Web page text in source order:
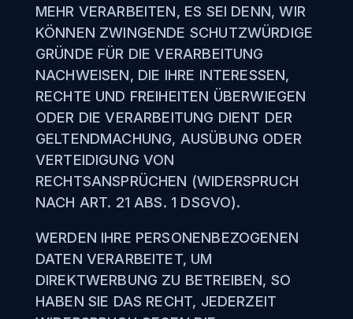
MEHR VERARBEITEN, ES SEI DENN, WIR
KÖNNEN ZWINGENDE SCHUTZWÜRDIGE
GRÜNDE FÜR DIE VERARBEITUNG
NACHWEISEN, DIE IHRE INTERESSEN,
RECHTE UND FREIHEITEN ÜBERWIEGEN
ODER DIE VERARBEITUNG DIENT DER
GELTENDMACHUNG, AUSÜBUNG ODER
VERTEIDIGUNG VON
RECHTSANSPRÜCHEN (WIDERSPRUCH
NACH ART. 21 ABS. 1 DSGVO).
WERDEN IHRE PERSONENBEZOGENEN
DATEN VERARBEITET, UM
DIREKTWERBUNG ZU BETREIBEN, SO
HABEN SIE DAS RECHT, JEDERZEIT